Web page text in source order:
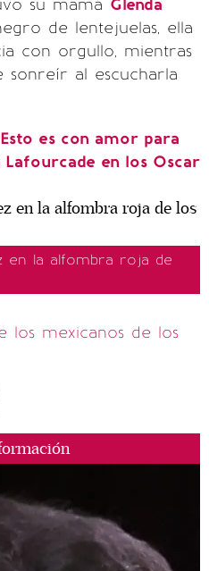
su mamá Glenda
de lentejuelas, ella
con orgullo, mientras
al escucharla
es con amor para
Lafourcade en los Oscar
en la alfombra roja de
los mexicanos de los